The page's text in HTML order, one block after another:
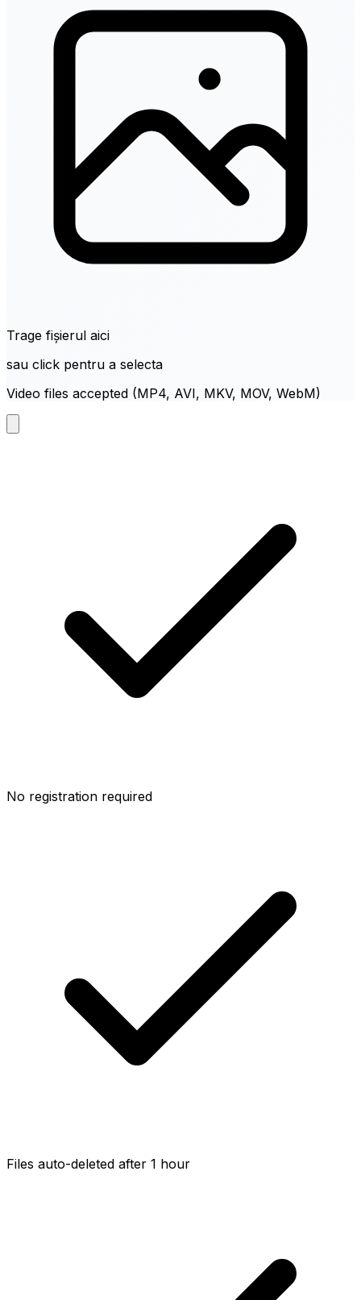
Trage fișierul aici
sau click pentru a selecta
Video files accepted (MP4, AVI, MKV, MOV, WebM)
No registration required
Files auto-deleted after 1 hour